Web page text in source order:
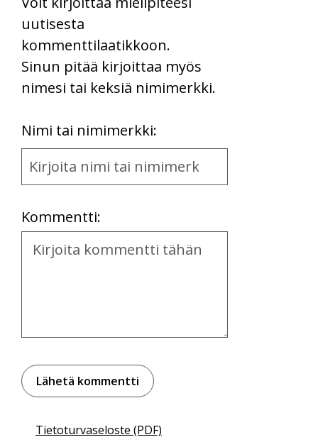
uutisesta
kommenttilaatikkoon.
Sinun pitää kirjoittaa myös
nimesi tai keksiä nimimerkki.
Nimi tai nimimerkki:
Name
and
Kommentti:
Kommentti
Tietoturvaseloste (PDF)